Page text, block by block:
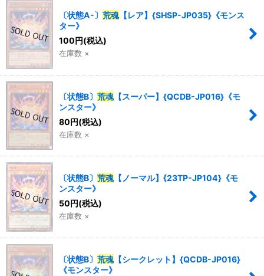
〔状態A-〕 荒魂【レア】{SHSP-JP035}《モンス
ター》
100円(税込)
在庫数 ×
〔状態B〕 荒魂【スーパー】{QCDB-JP016}《モ
ンスター》
80円(税込)
在庫数 ×
〔状態B〕 荒魂【ノーマル】{23TP-JP104}《モ
ンスター》
50円(税込)
在庫数 ×
〔状態B〕 荒魂【シークレット】{QCDB-JP016}
《モンスター》